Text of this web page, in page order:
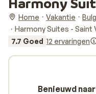
Home Vakantie
Harmony Suites - Saint
7.7 Goed 12 ervaringen
Benieuwd